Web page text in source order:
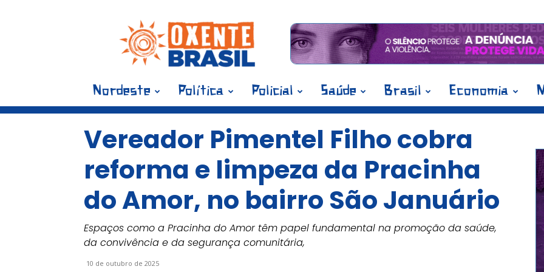
Blog
Oxente
Brasil
Nordeste Política Policial Saúde Brasil Economia
Vereador Pimentel Filho cobra
reforma e limpeza da Pracinha
do Amor, no bairro São Januário
Espaços como a Pracinha do Amor têm papel fundamental na promoção da saúde,
da convivência e da segurança comunitária,
10 de outubro de 2025